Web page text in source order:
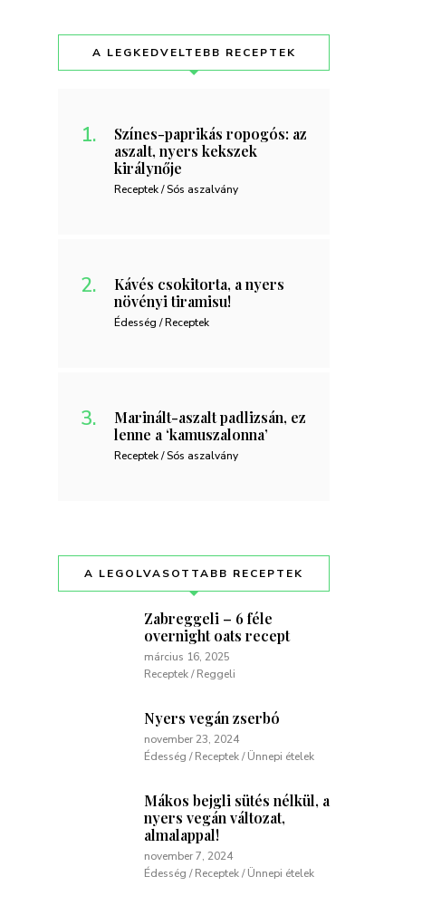
A LEGKEDVELTEBB RECEPTEK
Színes-paprikás ropogós: az
aszalt, nyers kekszek
királynője
Receptek / Sós aszalvány
Kávés csokitorta, a nyers
növényi tiramisu!
Édesség / Receptek
Marinált-aszalt padlizsán, ez
lenne a ‘kamuszalonna’
Receptek / Sós aszalvány
A LEGOLVASOTTABB RECEPTEK
Zabreggeli – 6 féle
overnight oats recept
március 16, 2025
Receptek / Reggeli
Nyers vegán zserbó
november 23, 2024
Édesség / Receptek / Ünnepi ételek
Mákos bejgli sütés nélkül, a
nyers vegán változat,
almalappal!
november 7, 2024
Édesség / Receptek / Ünnepi ételek